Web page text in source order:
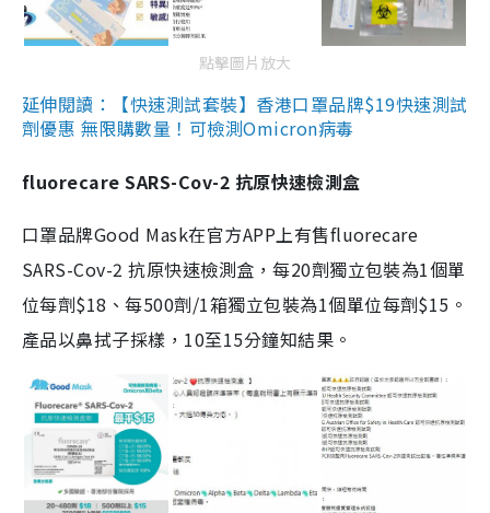
點擊圖片放大
延伸閱讀：【快速測試套裝】香港口罩品牌$19快速測試
劑優惠 無限購數量！可檢測Omicron病毒
fluorecare SARS-Cov-2 抗原快速檢測盒
口罩品牌Good Mask在官方APP上有售fluorecare
SARS-Cov-2 抗原快速檢測盒，每20劑獨立包裝為1個單
位每劑$18、每500劑/1箱獨立包裝為1個單位每劑$15。
產品以鼻拭子採樣，10至15分鐘知結果。